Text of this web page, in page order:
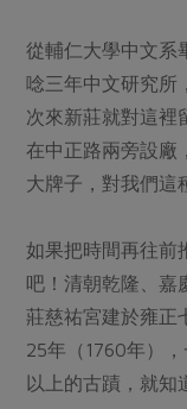
保健食品
居家好物
美妝保養
日用品
防災用品
最新產品
涼拌沙拉
飲品
主題食譜
異國料理
年菜食譜
養身食補
節慶大餐
議題活動
主婦聯盟X樂齡網特
2024農業發展計畫年
減添加物
更多議題
典藏閱覽室
社員權益
合作社法規
社務專區
媒體報導
下載專區
從輔仁大學中文系
唸三年中文研究所
次來新莊就對這裡
在中正路兩旁設廠
大牌子，對我們這
如果把時間再往前
吧！清朝乾隆、嘉
莊慈祐宮建於雍正
25年（1760年）
以上的古蹟，就知